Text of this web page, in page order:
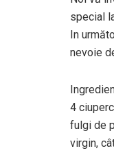
special
In
nevoie
4
fulgi de
virgin,